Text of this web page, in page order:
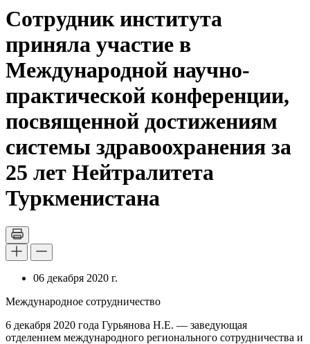
Сотрудник института
приняла участие в
Международной научно-
практической конференции,
посвященной достижениям
системы здравоохранения за
25 лет Нейтралитета
Туркменистана
06 декабря 2020 г.
Международное сотрудничество
6 декабря 2020 года Гурьянова Н.Е. — заведующая
отделением международного регионального сотрудничества и